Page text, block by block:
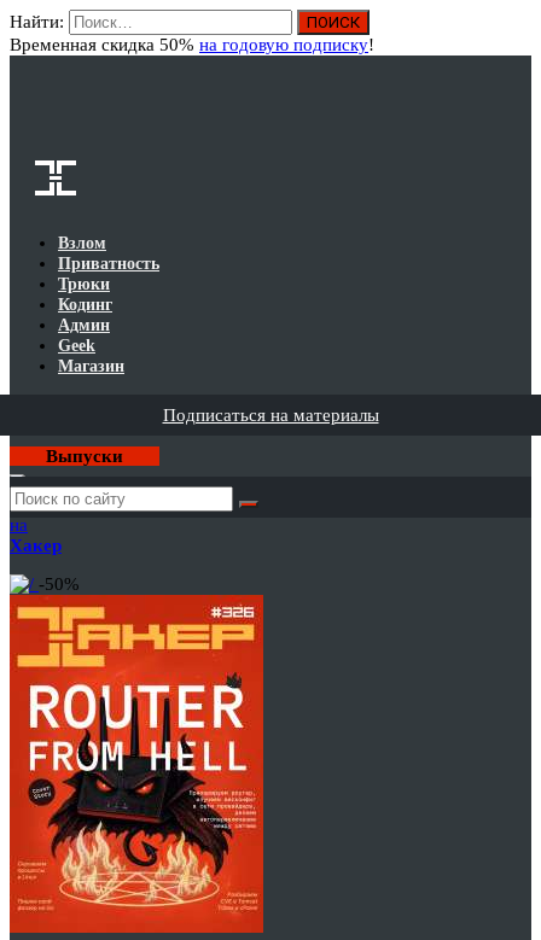
Найти:
Временная скидка 50% на годовую подписку!
Взлом
Приватность
Трюки
Кодинг
Админ
Geek
Магазин
Подписаться на материалы
Выпуски
Годовая
подписка
на
Хакер
-50%